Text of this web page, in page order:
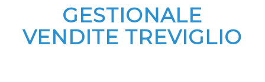
GESTIONALE
VENDITE TREVIGLIO